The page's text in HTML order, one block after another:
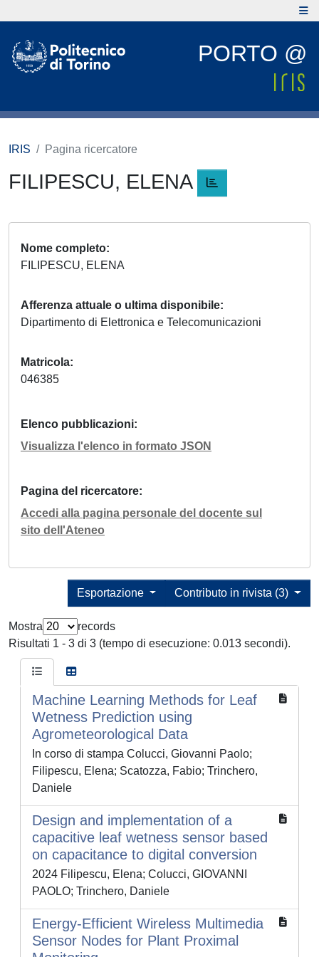
PORTO @
IRIS Pagina ricercatore
FILIPESCU, ELENA
Nome completo
FILIPESCU, ELENA
Afferenza attuale o ultima disponibile
Dipartimento di Elettronica e Telecomunicazioni
Matricola
046385
Elenco pubblicazioni
Visualizza l'elenco in formato JSON
Pagina del ricercatore
Accedi alla pagina personale del docente sul
sito dell'Ateneo
Contributo in rivista (3)
Esportazione
Mostra
records
Risultati 1 - 3 di 3 (tempo di esecuzione: 0.013 secondi).
Machine Learning Methods for Leaf
Wetness Prediction using
Agrometeorological Data
In corso di stampa Colucci, Giovanni Paolo;
Filipescu, Elena; Scatozza, Fabio; Trinchero,
Daniele
Design and implementation of a
capacitive leaf wetness sensor based
on capacitance to digital conversion
2024 Filipescu, Elena; Colucci, GIOVANNI
PAOLO; Trinchero, Daniele
Energy-Efficient Wireless Multimedia
Sensor Nodes for Plant Proximal